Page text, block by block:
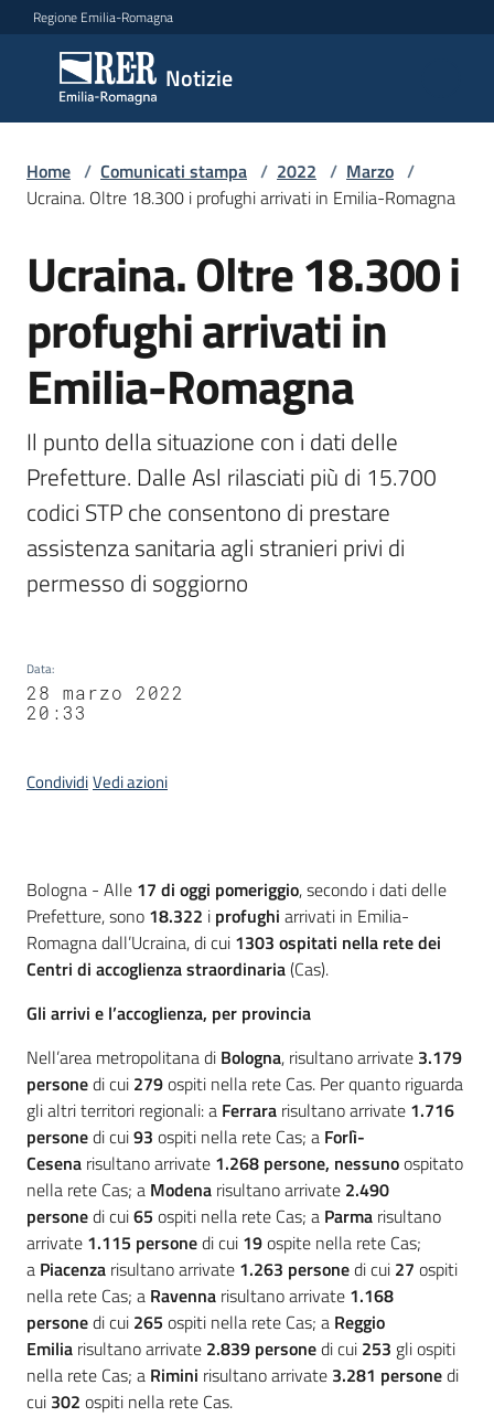
Vai al contenuto
Vai alla navigazione
Vai al footer
Regione Emilia-Romagna
Notizie
Notizie
Comunicati
stampa
Cerca
un
comunicato
Risorse
Agenzia
informazione
e
Seguici
Home / Comunicati stampa / 2022 / Marzo /
Ucraina. Oltre 18.300 i profughi arrivati in Emilia-Romagna
Salta al contenuto
Ucraina. Oltre 18.300 i
profughi arrivati in
Emilia-Romagna
Il punto della situazione con i dati delle
Prefetture. Dalle Asl rilasciati più di 15.700
codici STP che consentono di prestare
assistenza sanitaria agli stranieri privi di
permesso di soggiorno
Data:
28 marzo 2022
20:33
CondividiVedi azioni
Contenuto
Bologna - Alle 17 di oggi pomeriggio, secondo i dati delle
Prefetture, sono 18.322 i profughi arrivati in Emilia-
Romagna dall’Ucraina, di cui 1303 ospitati nella rete dei
Centri di accoglienza straordinaria(Cas).
Gli arrivi e l’accoglienza, per provincia
Nell’area metropolitana di Bologna, risultano arrivate 3.179
personedi cui 279ospiti nella rete Cas. Per quanto riguarda
gli altri territori regionali: a Ferrara risultano arrivate 1.716
personedi cui93 ospiti nella rete Cas; a Forlì-
Cesena risultano arrivate 1.268 persone, nessunoospitato
nella rete Cas; a Modena risultano arrivate 2.490
personedi cui65 ospiti nella rete Cas; a Parma risultano
arrivate 1.115 personedi cui 19ospite nella rete Cas;
a Piacenza risultano arrivate 1.263 personedi cui 27 ospiti
nella rete Cas; a Ravenna risultano arrivate 1.168
personedi cui 265 ospiti nella rete Cas; a Reggio
Emilia risultano arrivate 2.839 personedi cui 253 gli ospiti
nella rete Cas; a Rimini risultano arrivate 3.281 personedi
cui 302 ospiti nella rete Cas.